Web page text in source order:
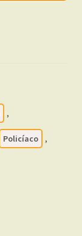
,
Policíaco ,